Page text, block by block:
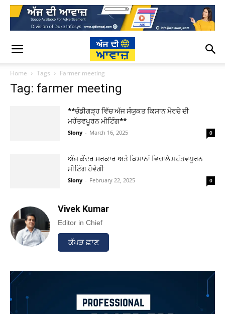
Home Tags Farmer meeting
Tag: farmer meeting
**ਚੰਡੀਗੜ੍ਹ ਵਿੱਚ ਅੱਜ ਸੰਯੁਕਤ ਕਿਸਾਨ ਮੋਰਚੇ ਦੀ
ਮਹੱਤਵਪੂਰਨ ਮੀਟਿੰਗ**
Slony - March 16, 2025 0
ਅੱਜ ਕੇਂਦਰ ਸਰਕਾਰ ਅਤੇ ਕਿਸਾਨਾਂ ਵਿਚਾਲੇ ਮਹੱਤਵਪੂਰਨ
ਮੀਟਿੰਗ ਹੋਵੇਗੀ
Slony - February 22, 2025 0
Vivek Kumar
Editor in Chief
ਕੱਪੜ ਛਾਣ